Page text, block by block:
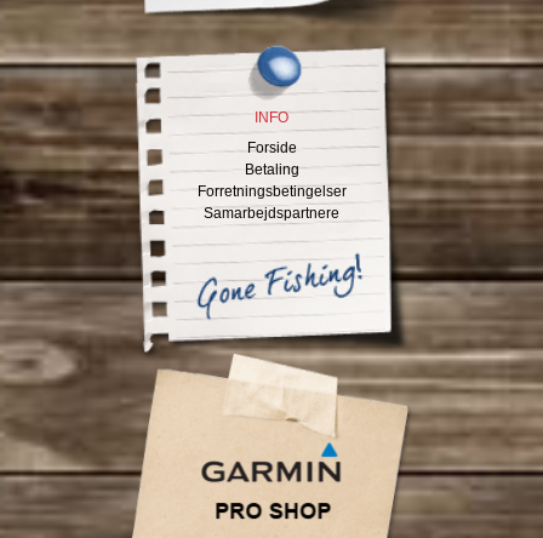
INFO
Forside
Betaling
Forretningsbetingelser
Samarbejdspartnere